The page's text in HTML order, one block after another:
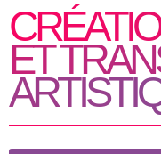
CRÉATIO
ETTRAN
ARTISTI